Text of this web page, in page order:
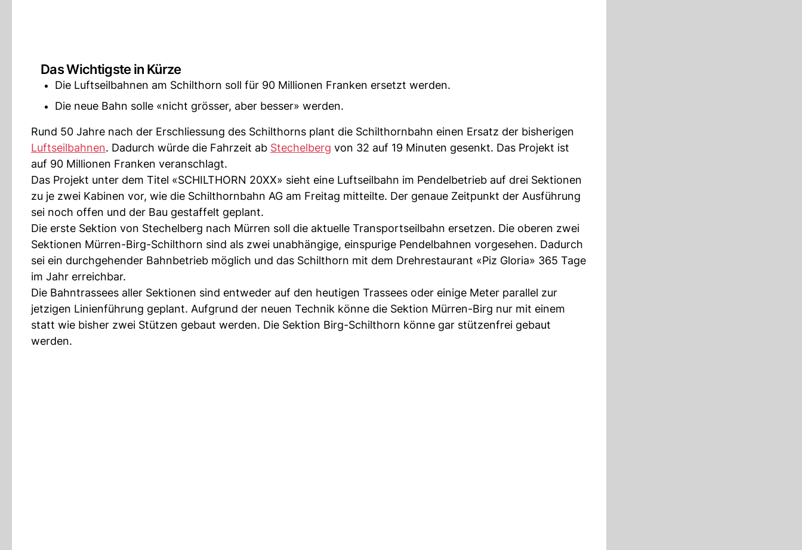
Das Wichtigste in Kürze
Die Luftseilbahnen am Schilthorn soll für 90 Millionen Franken ersetzt werden.
Die neue Bahn solle «nicht grösser, aber besser» werden.
Rund 50 Jahre nach der Erschliessung des Schilthorns plant die Schilthornbahn einen Ersatz der bisherigen
Luftseilbahnen. Dadurch würde die Fahrzeit ab Stechelberg von 32 auf 19 Minuten gesenkt. Das Projekt ist
auf 90 Millionen Franken veranschlagt.
Das Projekt unter dem Titel «SCHILTHORN 20XX» sieht eine Luftseilbahn im Pendelbetrieb auf drei Sektionen
zu je zwei Kabinen vor, wie die Schilthornbahn AG am Freitag mitteilte. Der genaue Zeitpunkt der Ausführung
sei noch offen und der Bau gestaffelt geplant.
Die erste Sektion von Stechelberg nach Mürren soll die aktuelle Transportseilbahn ersetzen. Die oberen zwei
Sektionen Mürren-Birg-Schilthorn sind als zwei unabhängige, einspurige Pendelbahnen vorgesehen. Dadurch
sei ein durchgehender Bahnbetrieb möglich und das Schilthorn mit dem Drehrestaurant «Piz Gloria» 365 Tage
im Jahr erreichbar.
Die Bahntrassees aller Sektionen sind entweder auf den heutigen Trassees oder einige Meter parallel zur
jetzigen Linienführung geplant. Aufgrund der neuen Technik könne die Sektion Mürren-Birg nur mit einem
statt wie bisher zwei Stützen gebaut werden. Die Sektion Birg-Schilthorn könne gar stützenfrei gebaut
werden.